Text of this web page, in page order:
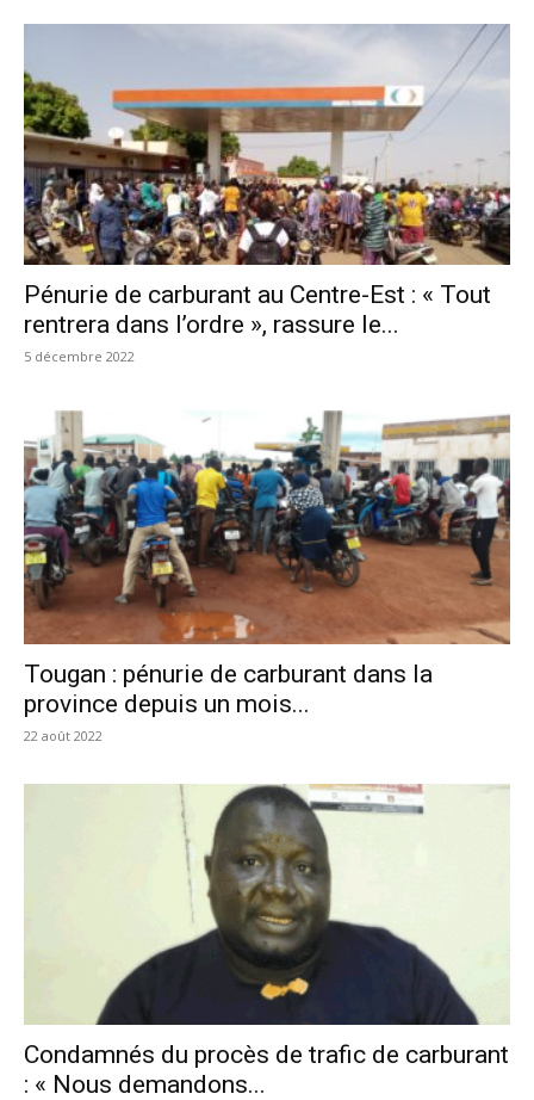
Pénurie de carburant au Centre-Est : « Tout
rentrera dans l’ordre », rassure le...
5 décembre 2022
Tougan : pénurie de carburant dans la
province depuis un mois...
22 août 2022
Condamnés du procès de trafic de carburant
: « Nous demandons...